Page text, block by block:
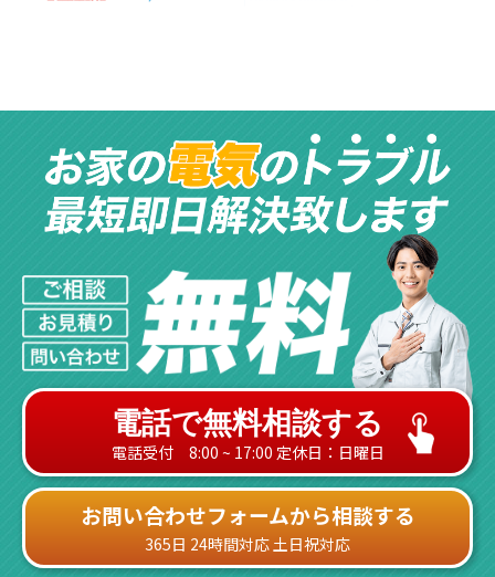
電話で無料相談する
電話受付 8:00 ~ 17:00 定休日：日曜日
お問い合わせフォームから相談する
365日 24時間対応 土日祝対応